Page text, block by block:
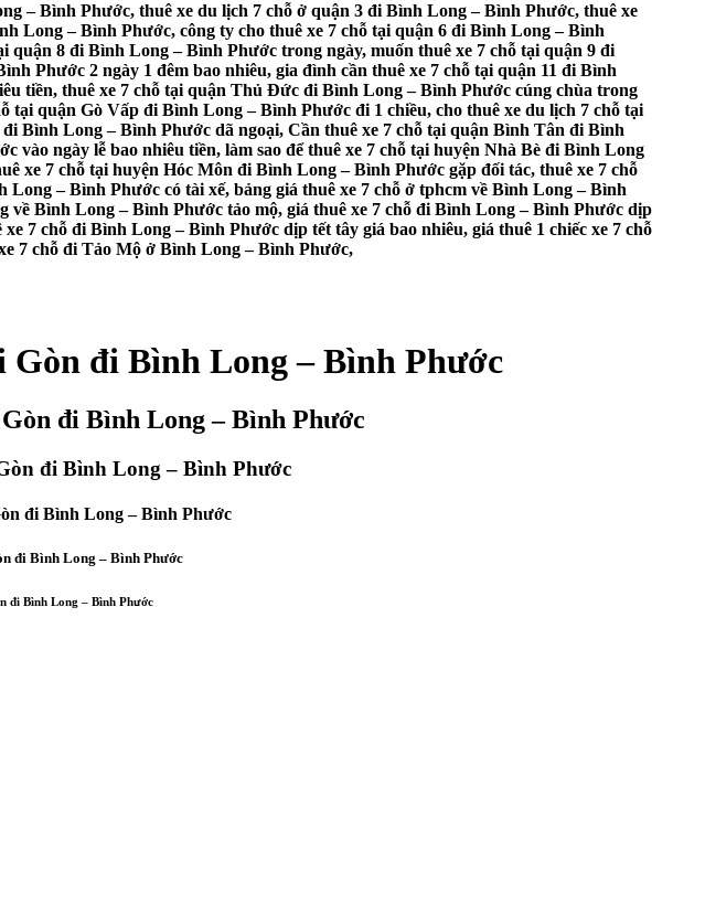
– Bình Phước, thuê xe du lịch 7 chỗ ở quận 3 đi Bình Long – Bình Phước, thuê xe
Long – Bình Phước, công ty cho thuê xe 7 chỗ tại quận 6 đi Bình Long – Bình
8 đi Bình Long – Bình Phước trong ngày, muốn thuê xe 7 chỗ tại quận 9 đi
Phước 2 ngày 1 đêm bao nhiêu, gia đình cần thuê xe 7 chỗ tại quận 11 đi Bình
tiền, thuê xe 7 chỗ tại quận Thủ Đức đi Bình Long – Bình Phước cúng chùa trong
quận Gò Vấp đi Bình Long – Bình Phước đi 1 chiều, cho thuê xe du lịch 7 chỗ tại
Bình Long – Bình Phước dã ngoại, Cần thuê xe 7 chỗ tại quận Bình Tân đi Bình
ngày lễ bao nhiêu tiền, làm sao để thuê xe 7 chỗ tại huyện Nhà Bè đi Bình Long
xe 7 chỗ tại huyện Hóc Môn đi Bình Long – Bình Phước gặp đối tác, thuê xe 7 chỗ
– Bình Phước có tài xế, bảng giá thuê xe 7 chỗ ở tphcm về Bình Long – Bình
về Bình Long – Bình Phước tảo mộ, giá thuê xe 7 chỗ đi Bình Long – Bình Phước dịp
7 chỗ đi Bình Long – Bình Phước dịp tết tây giá bao nhiêu, giá thuê 1 chiếc xe 7 chỗ
7 chỗ đi Tảo Mộ ở Bình Long – Bình Phước,
Gòn đi Bình Long – Bình Phước
đi Bình Long – Bình Phước
đi Bình Long – Bình Phước
đi Bình Long – Bình Phước
đi Bình Long – Bình Phước
đi Bình Long – Bình Phước